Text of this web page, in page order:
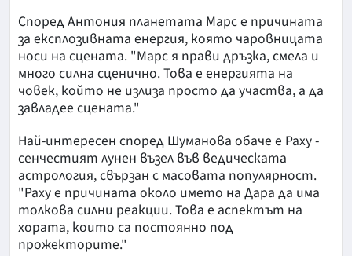
Според Антония планетата Марс е причината
за експлозивната енергия, която чаровницата
носи на сцената. "Марс я прави дръзка, смела и
много силна сценично. Това е енергията на
човек, който не излиза просто да участва, а да
завладее сцената."
Най-интересен според Шуманова обаче е Раху -
сенчестият лунен възел във ведическата
астрология, свързан с масовата популярност.
"Раху е причината около името на Дара да има
толкова силни реакции. Това е аспектът на
хората, които са постоянно под
прожекторите."